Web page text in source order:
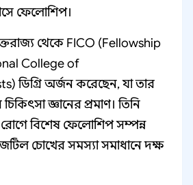
ফেলোশিপ।
থেকে FICO (Fellowship
College of
ডিগ্রি অর্জন করেছেন, যা তার
জ্ঞানের প্রমাণ। তিনি
রোগে বিশেষ ফেলোশিপ সম্পন্ন
চোখের সমস্যা সমাধানে দক্ষ